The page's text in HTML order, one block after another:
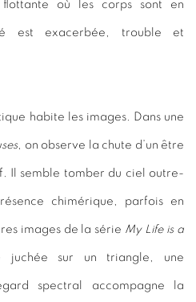
flottante où les corps sont en
est exacerbée, trouble et
habite les images. Dans une
, on observe la chute d’un être
Il semble tomber du ciel outre-
chimérique, parfois en
images de la série My Life is a
juchée sur un triangle, une
spectral accompagne la